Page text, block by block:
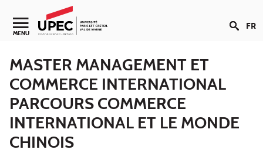
Aller au contenu
Navigation secondaire
MENU FR
MASTER MANAGEMENT ET
COMMERCE INTERNATIONAL
PARCOURS COMMERCE
INTERNATIONAL ET LE MONDE
CHINOIS